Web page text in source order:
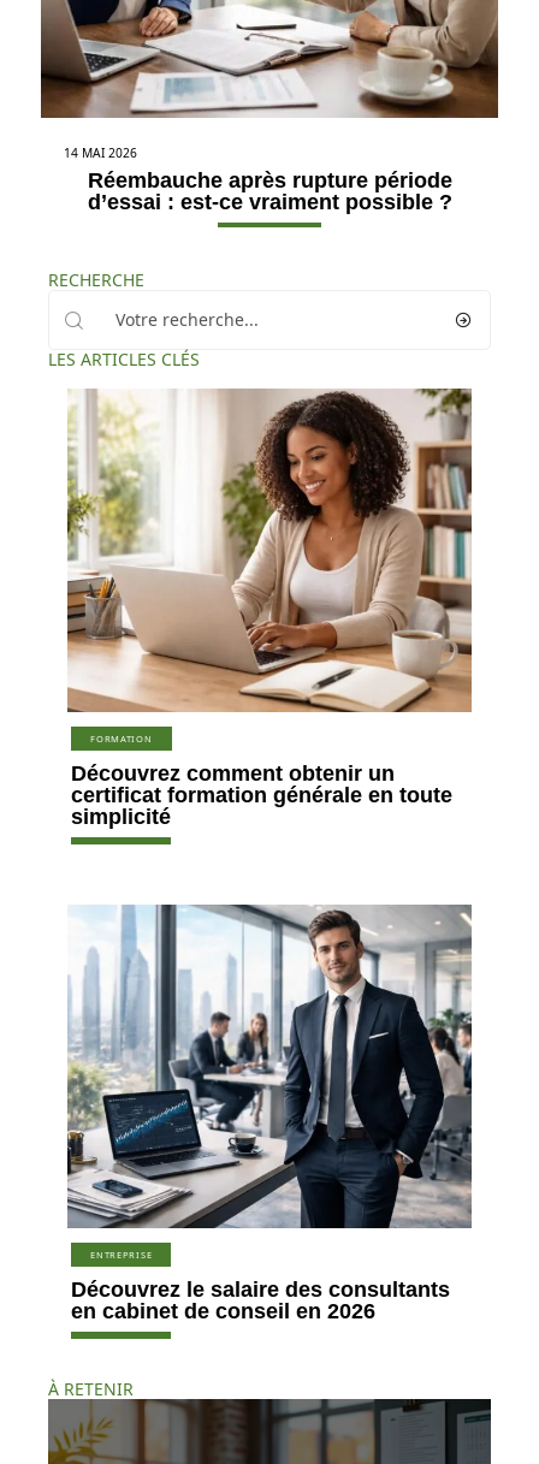
14 MAI 2026
Réembauche après rupture période
d’essai : est-ce vraiment possible ?
RECHERCHE
LES ARTICLES CLÉS
FORMATION
Découvrez comment obtenir un
certificat formation générale en toute
simplicité
ENTREPRISE
Découvrez le salaire des consultants
en cabinet de conseil en 2026
À RETENIR